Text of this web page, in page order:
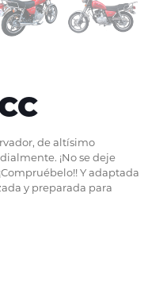
de altísimo
¡No se deje
Y adaptada
y preparada para